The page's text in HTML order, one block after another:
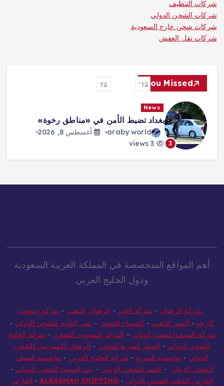
شركات التنظيف
شركات الشحن الدولي
شركات شحن خارج السعودية
شركات نقل العفش
You Missed
3
News
بغداد تضبط الأمن في «مناطق رخوة»
araby world
أغسطس 8, 2026
أهم المواقع المتخصصة في المملكة العربية السعودية
ودول الخليج العربي
شركة الرهوان - شركة الخير - الرهوان الذهبي - شركة سعودي
كارجو - النسر الذهبي - الشيماء للشحن - نسر الوادي للشحن الدولي -
شركة السيف للشحن الدولي - المركز السعودي للشحن - شركة الخليج
للشحن الدولي - الصقر السريع للشحن - الرهوان أكسبريس للشحن
الدولي - مؤسسة السريع - شركة الخليج العربي - مؤسسة السيف
للشحن الدولي - النسر للشحن الدولي - بيت البسمة للشحن الدولي -
الفارس الذهبي للشحن الدولي -
ALBASMAH SHIPPING
- الفارس